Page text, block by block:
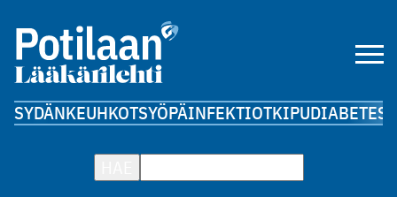
SYDÄNKEUHKOTSYÖPÄINFEKTIOTKIPUDIABETES